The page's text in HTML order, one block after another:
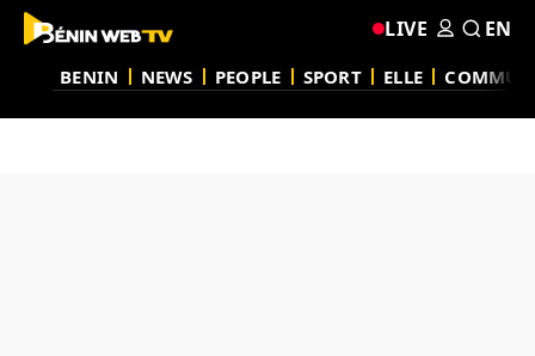
BENIN NEWS PEOPLE SPORT ELLE
LIVE EN